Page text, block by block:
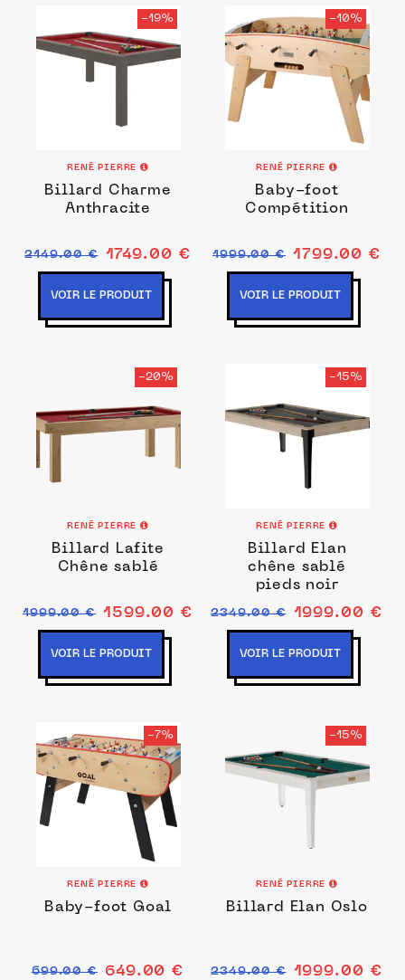
-19%
RENÉ PIERRE
Billard Charme
Anthracite
2149.00 € 1749.00 €
VOIR LE PRODUIT
-10%
RENÉ PIERRE
Baby-foot
Compétition
1999.00 € 1799.00 €
VOIR LE PRODUIT
-20%
RENÉ PIERRE
Billard Lafite
Chêne sablé
1999.00 € 1599.00 €
VOIR LE PRODUIT
-15%
RENÉ PIERRE
Billard Elan
chêne sablé
pieds noir
2349.00 € 1999.00 €
VOIR LE PRODUIT
-7%
RENÉ PIERRE
Baby-foot Goal
699.00 € 649.00 €
-15%
RENÉ PIERRE
Billard Elan Oslo
2349.00 € 1999.00 €